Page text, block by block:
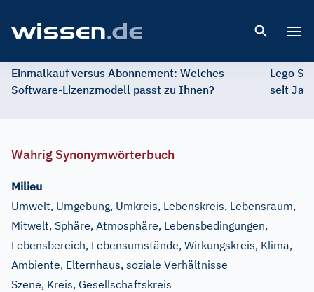
Einmalkauf versus Abonnement: Welches
Software-Lizenzmodell passt zu Ihnen?
Lego
seit
Wahrig Synonymwörterbuch
Milieu
Umwelt, Umgebung, Umkreis, Lebenskreis, Lebensraum,
Mitwelt, Sphäre, Atmosphäre, Lebensbedingungen,
Lebensbereich, Lebensumstände, Wirkungskreis, Klima,
Ambiente, Elternhaus, soziale Verhältnisse
Szene, Kreis, Gesellschaftskreis